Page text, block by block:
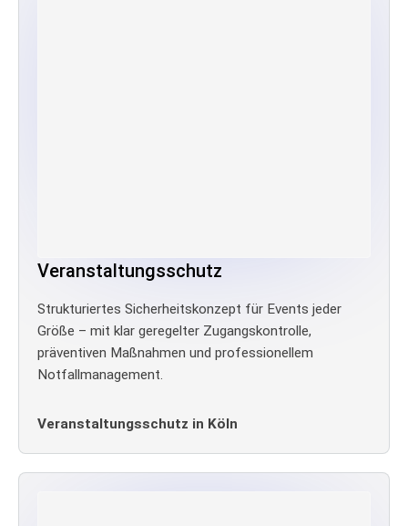
Veranstaltungsschutz
Strukturiertes Sicherheitskonzept für Events jeder
Größe – mit klar geregelter Zugangskontrolle,
präventiven Maßnahmen und professionellem
Notfallmanagement.
Veranstaltungsschutz in Köln